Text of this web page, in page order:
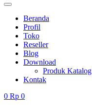
Beranda
Profil
Toko
Reseller
Blog
Download
Produk Katalog
Kontak
0 Rp 0